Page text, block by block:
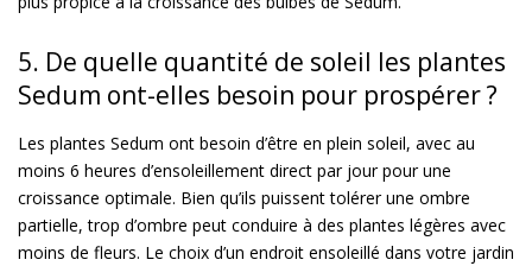
5. De quelle quantité de soleil les plantes
Sedum ont-elles besoin pour prospérer ?
Les plantes Sedum ont besoin d’être en plein soleil, avec au
moins 6 heures d’ensoleillement direct par jour pour une
croissance optimale. Bien qu’ils puissent tolérer une ombre
partielle, trop d’ombre peut conduire à des plantes légères avec
moins de fleurs. Le choix d’un endroit ensoleillé dans votre jardin